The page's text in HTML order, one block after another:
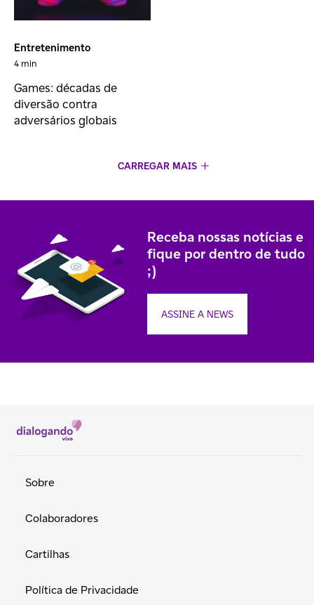
Entretenimento
4 min
Games: décadas de
diversão contra
adversários globais
CARREGAR MAIS
Receba nossas notícias e
fique por dentro de tudo
;)
ASSINE A NEWS
Sobre
Colaboradores
Cartilhas
Política de Privacidade